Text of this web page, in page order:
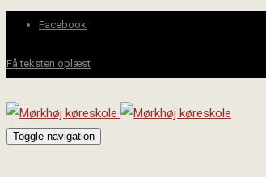
Facebook
Få teksten oplæst
Toggle navigation